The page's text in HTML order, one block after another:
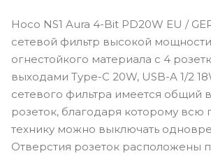
Hoco NS1 Aura 4-Bit PD20W EU /
сетевой фильтр высокой
огнестойкого материала с 4
выходами Type-C 20W, USB-A 1/2
сетевого фильтра имеется общий
розеток, благодаря которому
технику можно выключать
Отверстия розеток расположены